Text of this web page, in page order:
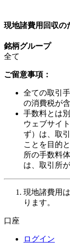
現地諸費用回収の
銘柄グループ
全て
ご留意事項：
全ての取引
の消費税が
手数料とは
ウェブサイ
ず）は、取
ことを目的
所の手数料
は、取引所
現地諸費用
ります。
口座
ログイン